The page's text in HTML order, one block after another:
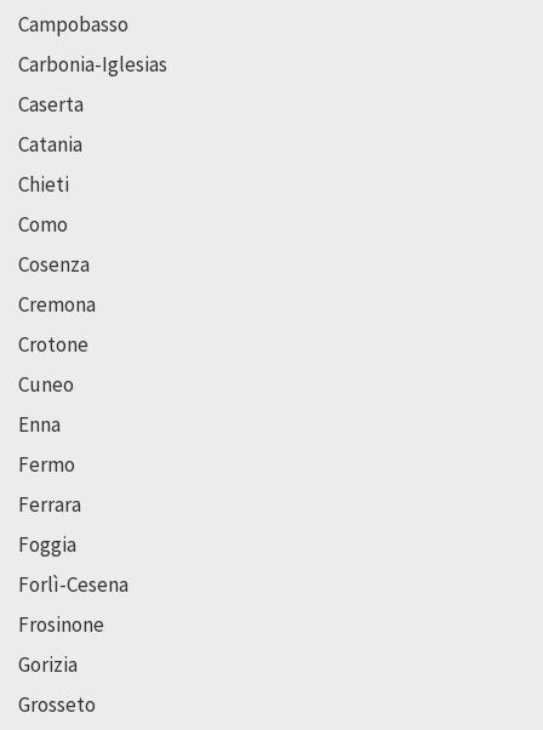
Campobasso
Carbonia-Iglesias
Caserta
Catania
Chieti
Como
Cosenza
Cremona
Crotone
Cuneo
Enna
Fermo
Ferrara
Foggia
Forlì-Cesena
Frosinone
Gorizia
Grosseto